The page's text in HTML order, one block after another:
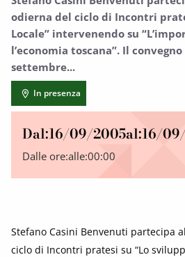
odierna del ciclo di Incontri
Locale” intervenendo su
l’economia toscana”. Il
settembre...
In presenza
Dal:16/09/2005al:16/
Dalle ore:alle:00:00
Stefano Casini Benvenuti partecipa
ciclo di Incontri pratesi su “Lo